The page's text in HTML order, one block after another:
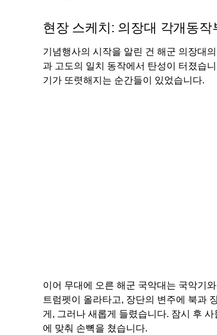
현장 스케치: 의장대 각개동작
기념행사의 시작을 알린 건 해군 의장대
과 고도의 일치 동작에서 탄성이 터졌습
기가 또렷해지는 순간들이 있었습니다.
이어 무대에 오른 해군 국악대는 국악기
트럼펫이 올라타고, 장단의 변주에 북과
게, 그러나 새롭게 들렸습니다. 잠시 후
에 맞춰 손뼉을 쳤습니다.